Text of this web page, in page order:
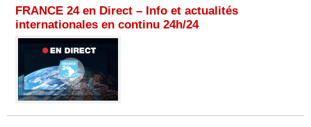
FRANCE 24 en Direct – Info et actualités
internationales en continu 24h/24